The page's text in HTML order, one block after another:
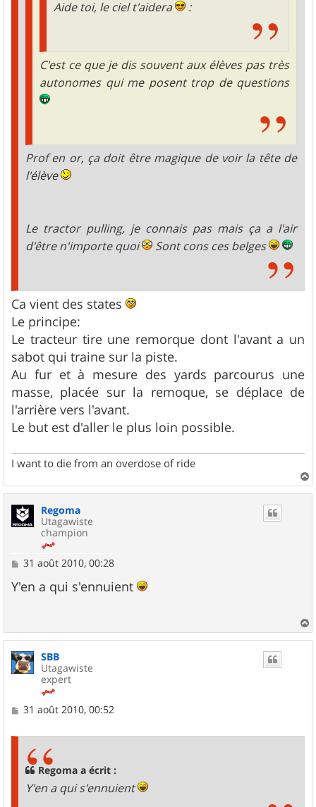
Aide toi, le ciel t'aidera :
C'est ce que je dis souvent aux élèves pas très
autonomes qui me posent trop de questions
Prof en or, ça doit être magique de voir la tête de
l'élève
Le tractor pulling, je connais pas mais ça a l'air
d'être n'importe quoi
Sont cons ces belges
Ca vient des states
Le principe:
Le tracteur tire une remorque dont l'avant a un
sabot qui traine sur la piste.
Au fur et à mesure des yards parcourus une
masse, placée sur la remoque, se déplace de
l'arrière vers l'avant.
Le but est d'aller le plus loin possible.
I want to die from an overdose of ride
a
Regoma
Utagawiste
champion
M
s
s
e
31 août 2010, 00:28
Y'en a qui s'ennuient
a
SBB
Utagawiste
expert
M
31 août 2010, 00:52
Regoma a écrit :
Y'en a qui s'ennuient